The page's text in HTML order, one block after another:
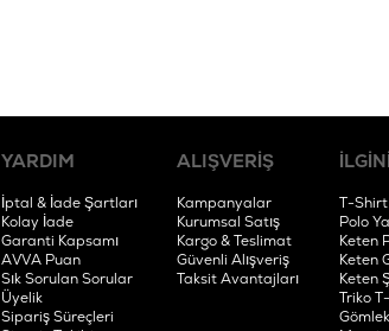
YARDIM
İptal & İade Şartları
Kolay İade
Garanti Kapsamı
AVVA Puan
Sık Sorulan Sorular
Üyelik
Sipariş Süreçleri
ALIŞVERİŞ
Kampanyalar
Kurumsal Satış
Kargo & Teslimat
Güvenli Alışveriş
Taksit Avantajları
T-Shirt
Polo
Keten
Keten
Keten
Triko